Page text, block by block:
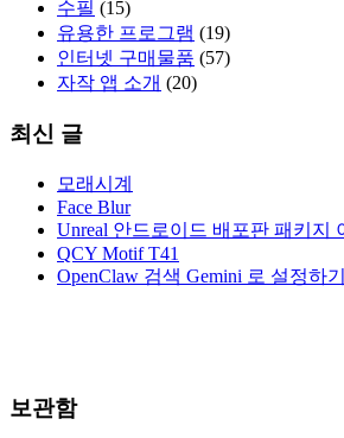
수필 (15)
유용한 프로그램 (19)
인터넷 구매물품 (57)
자작 앱 소개 (20)
최신 글
모래시계
Face Blur
Unreal 안드로이드 배포판 패키지
QCY Motif T41
OpenClaw 검색 Gemini 로 설정하기
보관함